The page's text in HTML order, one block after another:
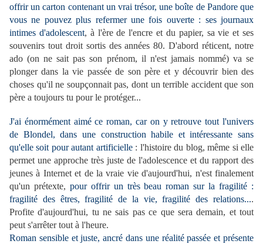
offrir un carton contenant un vrai trésor, une boîte de Pandore que
vous ne pouvez plus refermer une fois ouverte : ses journaux
intimes d'adolescent, à l'ère de l'encre et du papier, sa vie et ses
souvenirs tout droit sortis des années 80. D'abord réticent, notre
ado (on ne sait pas son prénom, il n'est jamais nommé) va se
plonger dans la vie passée de son père et y découvrir bien des
choses qu'il ne soupçonnait pas, dont un terrible accident que son
père a toujours tu pour le protéger...
J'ai énormément aimé ce roman, car on y retrouve tout l'univers
de Blondel, dans une construction habile et intéressante sans
qu'elle soit pour autant artificielle: l'histoire du blog, même si elle
permet une approche très juste de l'adolescence et du rapport des
jeunes à Internet et de la vraie vie d'aujourd'hui, n'est finalement
qu'un prétexte, pour offrir un très beau roman sur la fragilité :
fragilité des êtres, fragilité de la vie, fragilité des relations....
Profite d'aujourd'hui, tu ne sais pas ce que sera demain, et tout
peut s'arrêter tout à l'heure.
Roman sensible et juste, ancré dans une réalité passée et présente